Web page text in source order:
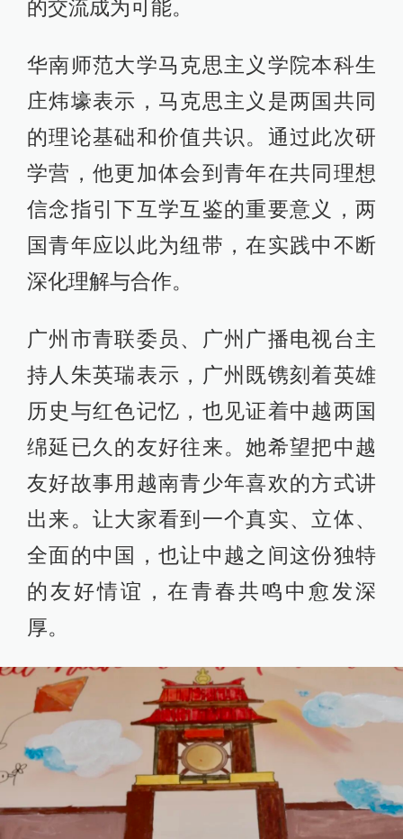
的交流成为可能。
华南师范大学马克思主义学院本科生
庄炜壕表示，马克思主义是两国共同
的理论基础和价值共识。通过此次研
学营，他更加体会到青年在共同理想
信念指引下互学互鉴的重要意义，两
国青年应以此为纽带，在实践中不断
深化理解与合作。
广州市青联委员、广州广播电视台主
持人朱英瑞表示，广州既镌刻着英雄
历史与红色记忆，也见证着中越两国
绵延已久的友好往来。她希望把中越
友好故事用越南青少年喜欢的方式讲
出来。让大家看到一个真实、立体、
全面的中国，也让中越之间这份独特
的友好情谊，在青春共鸣中愈发深
厚。